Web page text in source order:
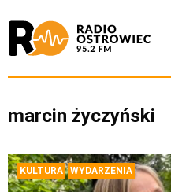
marcin życzyński
KULTURA WYDARZENIA